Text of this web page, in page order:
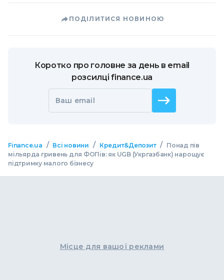
ПОДІЛИТИСЯ НОВИНОЮ
Коротко про головне за день в email
розсилці finance.ua
Ваш email
Finance.ua / Всі новини / Кредит&Депозит / Понад пів
мільярда гривень для ФОПів: як UGB (Укргазбанк) нарощує
підтримку малого бізнесу
Місце для вашої реклами